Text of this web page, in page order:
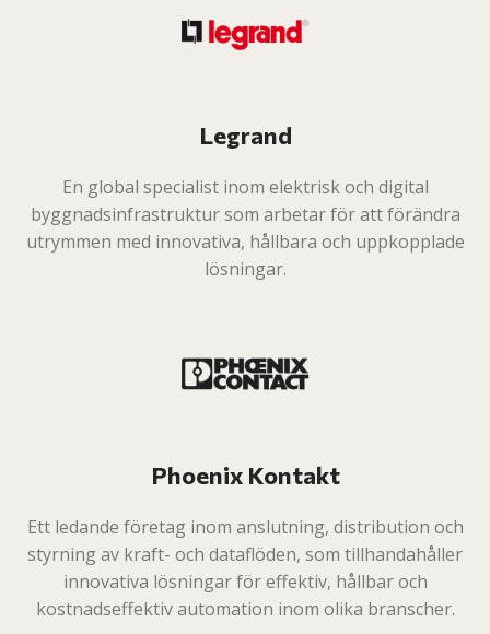
Legrand
En global specialist inom elektrisk och digital
byggnadsinfrastruktur som arbetar för att förändra
utrymmen med innovativa, hållbara och uppkopplade
lösningar.
Phoenix Kontakt
Ett ledande företag inom anslutning, distribution och
styrning av kraft- och dataflöden, som tillhandahåller
innovativa lösningar för effektiv, hållbar och
kostnadseffektiv automation inom olika branscher.